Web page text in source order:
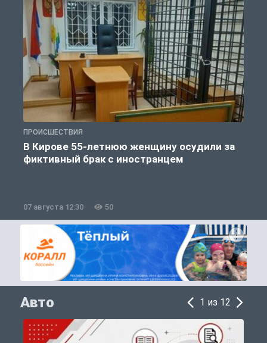
ПРОИСШЕСТВИЯ
В Кирове 55-летнюю женщину осудили за
фиктивный брак с иностранцем
07 августа 12:30 50
Авто 1 из 12